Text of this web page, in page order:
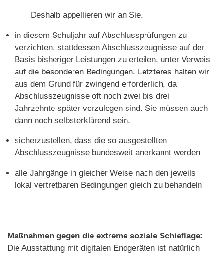
Deshalb appellieren wir an Sie,
in diesem Schuljahr auf Abschlussprüfungen zu
verzichten, stattdessen Abschlusszeugnisse auf der
Basis bisheriger Leistungen zu erteilen, unter Verweis
auf die besonderen Bedingungen. Letzteres halten wir
aus dem Grund für zwingend erforderlich, da
Abschlusszeugnisse oft noch zwei bis drei
Jahrzehnte später vorzulegen sind. Sie müssen auch
dann noch selbsterklärend sein.
sicherzustellen, dass die so ausgestellten
Abschlusszeugnisse bundesweit anerkannt werden
alle Jahrgänge in gleicher Weise nach den jeweils
lokal vertretbaren Bedingungen gleich zu behandeln
Maßnahmen gegen die extreme soziale Schieflage:
Die Ausstattung mit digitalen Endgeräten ist natürlich